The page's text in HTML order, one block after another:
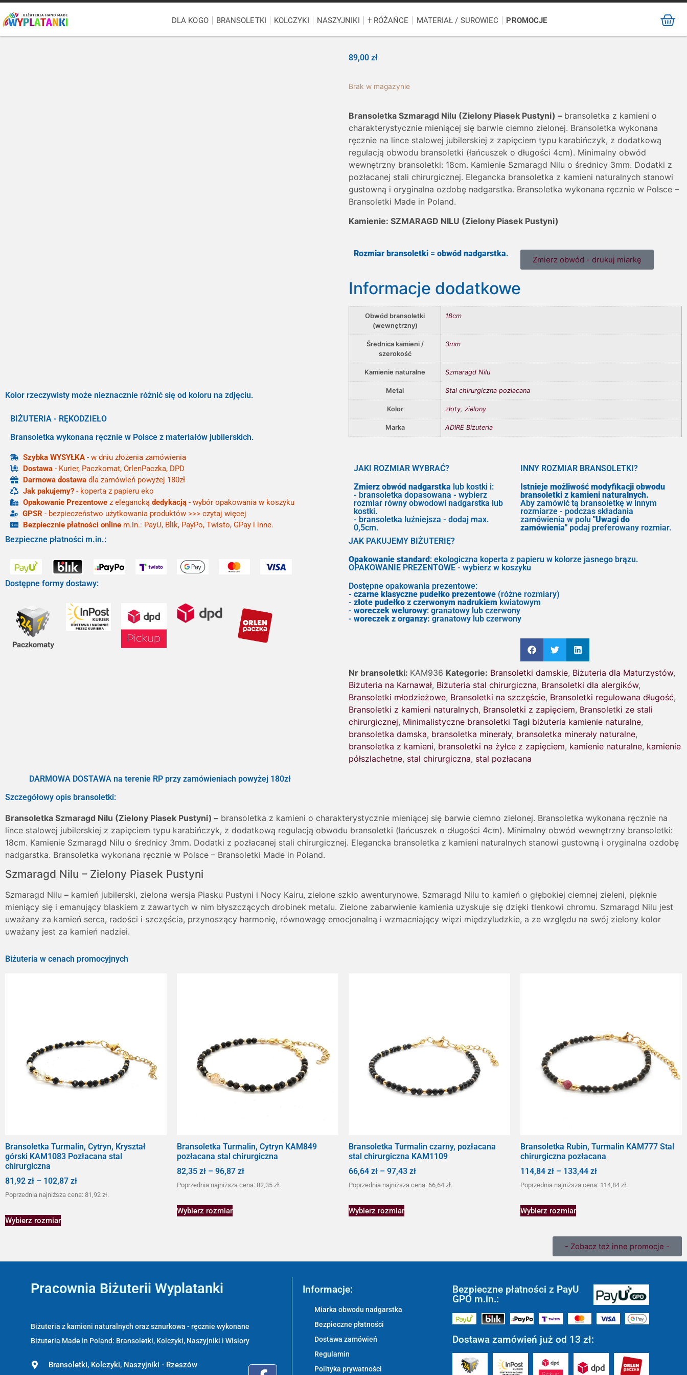
DLA KOGO BRANSOLETKI KOLCZYKI NASZYJNIKI † RÓŻAŃCE MATERIAŁ / SUROWIEC PROMOCJE
Kolor rzeczywisty może nieznacznie różnić się od koloru na zdjęciu.
BIŻUTERIA - RĘKODZIEŁO
Bransoletka wykonana ręcznie w Polsce z materiałów jubilerskich.
Szybka WYSYŁKA - w dniu złożenia zamówienia
Dostawa - Kurier, Paczkomat, OrlenPaczka, DPD
Darmowa dostawa dla zamówień powyżej 180zł
Jak pakujemy? - koperta z papieru eko
Opakowanie Prezentowe z elegancką dedykacją - wybór opakowania w koszyku
GPSR - bezpieczeństwo użytkowania produktów >>> czytaj więcej
Bezpiecznie płatności online m.in.: PayU, Blik, PayPo, Twisto, GPay i inne.
Bezpieczne płatności m.in.:
Dostępne formy dostawy:
89,00 zł
Brak w magazynie
Bransoletka Szmaragd Nilu (Zielony Piasek Pustyni) – bransoletka z kamieni o
charakterystycznie mieniącej się barwie ciemno zielonej. Bransoletka wykonana
ręcznie na lince stalowej jubilerskiej z zapięciem typu karabińczyk, z dodatkową
regulacją obwodu bransoletki (łańcuszek o długości 4cm). Minimalny obwód
wewnętrzny bransoletki: 18cm. Kamienie Szmaragd Nilu o średnicy 3mm. Dodatki z
pozłacanej stali chirurgicznej. Elegancka bransoletka z kamieni naturalnych stanowi
gustowną i oryginalna ozdobę nadgarstka. Bransoletka wykonana ręcznie w Polsce –
Bransoletki Made in Poland.
Kamienie: SZMARAGD NILU (Zielony Piasek Pustyni)
Rozmiar bransoletki = obwód nadgarstka.
Zmierz obwód - drukuj miarkę
Informacje dodatkowe
Obwód bransoletki
(wewnętrzny)
18cm
Średnica kamieni /
szerokość
3mm
Kamienie naturalne Szmaragd Nilu
Metal Stal chirurgiczna pozłacana
Kolor złoty, zielony
Marka ADIRE Biżuteria
JAKI ROZMIAR WYBRAĆ?
Zmierz obwód nadgarstka lub kostki i:
- bransoletka dopasowana - wybierz
rozmiar równy obwodowi nadgarstka lub
kostki.
- bransoletka luźniejsza - dodaj max.
0,5cm.
INNY ROZMIAR BRANSOLETKI?
Istnieje możliwość modyfikacji obwodu
bransoletki z kamieni naturalnych.
Aby zamówić tą bransoletkę w innym
rozmiarze - podczas składania
zamówienia w polu "Uwagi do
zamówienia" podaj preferowany rozmiar.
JAK PAKUJEMY BIŻUTERIĘ?
Opakowanie standard: ekologiczna koperta z papieru w kolorze jasnego brązu.
OPAKOWANIE PREZENTOWE - wybierz w koszyku
Dostępne opakowania prezentowe:
- czarne klasyczne pudełko prezentowe (różne rozmiary)
- złote pudełko z czerwonym nadrukiem kwiatowym
- woreczek welurowy: granatowy lub czerwony
- woreczek z organzy: granatowy lub czerwony
Nr bransoletki: KAM936 Kategorie: Bransoletki damskie, Biżuteria dla Maturzystów,
Biżuteria na Karnawał, Biżuteria stal chirurgiczna, Bransoletki dla alergików,
Bransoletki młodzieżowe, Bransoletki na szczęście, Bransoletki regulowana długość,
Bransoletki z kamieni naturalnych, Bransoletki z zapięciem, Bransoletki ze stali
chirurgicznej, Minimalistyczne bransoletki Tagi biżuteria kamienie naturalne,
bransoletka damska, bransoletka minerały, bransoletka minerały naturalne,
bransoletka z kamieni, bransoletki na żyłce z zapięciem, kamienie naturalne, kamienie
półszlachetne, stal chirurgiczna, stal pozłacana
DARMOWA DOSTAWA na terenie RP przy zamówieniach powyżej 180zł
Szczegółowy opis bransoletki:
Bransoletka Szmaragd Nilu (Zielony Piasek Pustyni) – bransoletka z kamieni o charakterystycznie mieniącej się barwie ciemno zielonej. Bransoletka wykonana ręcznie na
lince stalowej jubilerskiej z zapięciem typu karabińczyk, z dodatkową regulacją obwodu bransoletki (łańcuszek o długości 4cm). Minimalny obwód wewnętrzny bransoletki:
18cm. Kamienie Szmaragd Nilu o średnicy 3mm. Dodatki z pozłacanej stali chirurgicznej. Elegancka bransoletka z kamieni naturalnych stanowi gustowną i oryginalna ozdobę
nadgarstka. Bransoletka wykonana ręcznie w Polsce – Bransoletki Made in Poland.
Szmaragd Nilu – Zielony Piasek Pustyni
Szmaragd Nilu – kamień jubilerski, zielona wersja Piasku Pustyni i Nocy Kairu, zielone szkło awenturynowe. Szmaragd Nilu to kamień o głębokiej ciemnej zieleni, pięknie
mieniący się i emanujący blaskiem z zawartych w nim błyszczących drobinek metalu. Zielone zabarwienie kamienia uzyskuje się dzięki tlenkowi chromu. Szmaragd Nilu jest
uważany za kamień serca, radości i szczęścia, przynoszący harmonię, równowagę emocjonalną i wzmacniający więzi międzyludzkie, a ze względu na swój zielony kolor
uważany jest za kamień nadziei.
Biżuteria w cenach promocyjnych
Bransoletka Turmalin, Cytryn, Kryształ
górski KAM1083 Pozłacana stal
chirurgiczna
81,92 zł – 102,87 zł
Poprzednia najniższa cena: 81,92 zł.
Wybierz rozmiar
Bransoletka Turmalin, Cytryn KAM849
pozłacana stal chirurgiczna
82,35 zł – 96,87 zł
Poprzednia najniższa cena: 82,35 zł.
Wybierz rozmiar
Bransoletka Turmalin czarny, pozłacana
stal chirurgiczna KAM1109
66,64 zł – 97,43 zł
Poprzednia najniższa cena: 66,64 zł.
Wybierz rozmiar
Bransoletka Rubin, Turmalin KAM777 Stal
chirurgiczna pozłacana
114,84 zł – 133,44 zł
Poprzednia najniższa cena: 114,84 zł.
Wybierz rozmiar
- Zobacz też inne promocje -
Pracownia Biżuterii Wyplatanki
Biżuteria z kamieni naturalnych oraz sznurkowa - ręcznie wykonane
Biżuteria Made in Poland: Bransoletki, Kolczyki, Naszyjniki i Wisiory
Bransoletki, Kolczyki, Naszyjniki - Rzeszów
Informacje:
Miarka obwodu nadgarstka
Bezpieczne płatności
Dostawa zamówień
Regulamin
Polityka prywatności
Bezpieczne płatności z PayU
GPO m.in.:
Dostawa zamówień już od 13 zł: